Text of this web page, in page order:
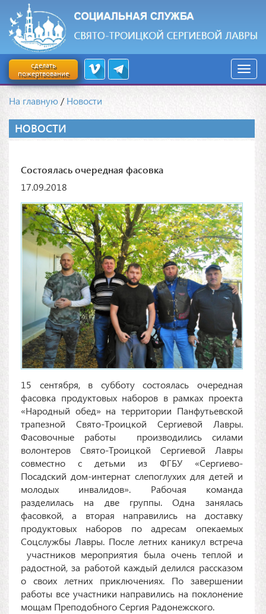
сделать
пожертвование
На главную /Новости
НОВОСТИ
Состоялась очередная фасовка
17.09.2018
15 сентября, в субботу состоялась очередная
фасовка продуктовых наборов в рамках проекта
«Народный обед» на территории Панфутьевской
трапезной Свято-Троицкой Сергиевой Лавры.
Фасовочные работы производились силами
волонтеров Свято-Троицкой Сергиевой Лавры
совместно с детьми из ФГБУ «Сергиево-
Посадский дом-интернат слепоглухих для детей и
молодых инвалидов». Рабочая команда
разделилась на две группы. Одна занялась
фасовкой, а вторая направились на доставку
продуктовых наборов по адресам опекаемых
Соцслужбы Лавры. После летних каникул встреча
участников мероприятия была очень теплой и
радостной, за работой каждый делился рассказом
о своих летних приключениях. По завершении
работы все участники направились на поклонение
мощам Преподобного Сергия Радонежского.